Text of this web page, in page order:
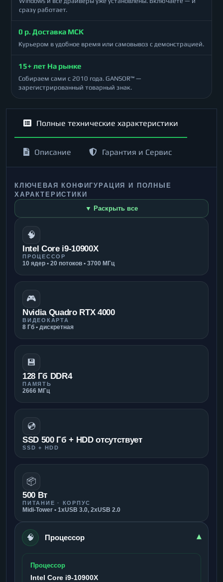
сразу работает.
0 р. Доставка МСК
Курьером в удобное время или самовывоз с демонстрацией.
15+ лет На рынке
Собираем сами с 2010 года. GANSOR™ —
зарегистрированный товарный знак.
Полные технические характеристики
Описание Гарантия и Сервис
КЛЮЧЕВАЯ КОНФИГУРАЦИЯ И ПОЛНЫЕ
ХАРАКТЕРИСТИКИ
▼ Раскрыть все
🧠
Intel Core i9-10900X
ПРОЦЕССОР
10 ядер • 20 потоков • 3700 МГц
🎮
Nvidia Quadro RTX 4000
ВИДЕОКАРТА
8 Гб • дискретная
💾
128 Гб DDR4
ПАМЯТЬ
2666 МГц
💿
SSD 500 Гб + HDD отсутствует
SSD + HDD
📦
500 Вт
ПИТАНИЕ · КОРПУС
Midi-Tower • 1xUSB 3.0, 2xUSB 2.0
🧠 Процессор ▾
Процессор
Intel Core i9-10900X